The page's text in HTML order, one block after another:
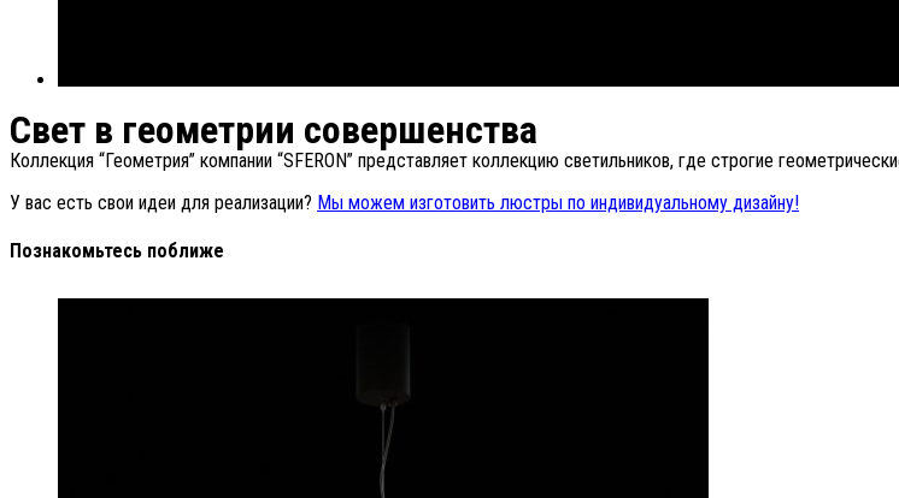
Свет в геометрии совершенства
Коллекция “Геометрия” компании “SFERON” представляет коллекцию светильников, где строгие
У вас есть свои идеи для реализации? Мы можем изготовить люстры по индивидуальному дизайну!
Познакомьтесь поближе